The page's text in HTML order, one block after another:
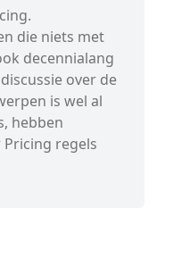
die niets met
decennialang
over de
is wel al
hebben
regels